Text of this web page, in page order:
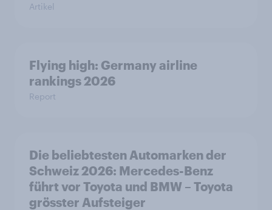
Artikel
Flying high: Germany airline
rankings 2026
Report
Die beliebtesten Automarken der
Schweiz 2026: Mercedes-Benz
führt vor Toyota und BMW – Toyota
grösster Aufsteiger